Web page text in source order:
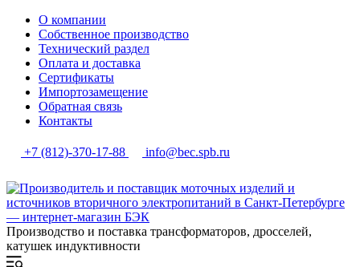
О компании
Собственное производство
Технический раздел
Оплата и доставка
Сертификаты
Импортозамещение
Обратная связь
Контакты
+7 (812)-370-17-88 info@bec.spb.ru
Производство и поставка трансформаторов, дросселей,
катушек индуктивности